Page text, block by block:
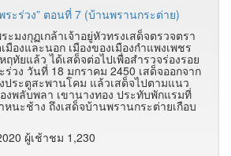
ระร่วง” ตอนที่ 7 (บ้านพรานกระต่าย)
ะมงกุฏเกล้าเจ้าอยู่หัวทรงเสด็จตรวจตรา
องและนอก เมืองของเมืองกำแพงเพชร
ทัยแล้ว ได้เสด็จต่อไปเพื่อสำรวจร่องรอย
วง วันที่ 18 มกราคม 2450 เสด็จออกจาก
ประตูสะพานโคม แล้วเสด็จไปตามแนว
งพลับพลา เขานางทอง ประทับพักแรมที่
หนะช้าง ถึงเสด็จบ้านพรานกระต่ายเกือบ
ผู้เช้าชม 1,230